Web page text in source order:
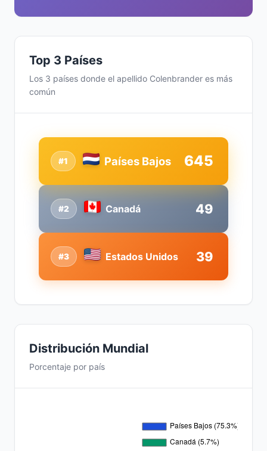
Top 3 Países
Los 3 países donde el apellido Colenbrander es más
común
#2 Canadá 49
#1 Países Bajos 645
#3 Estados Unidos 39
Distribución Mundial
Porcentaje por país